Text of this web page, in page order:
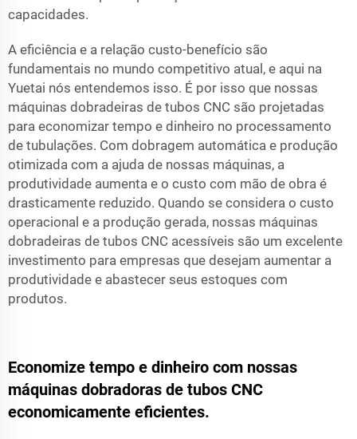
capacidades.
A eficiência e a relação custo-benefício são
fundamentais no mundo competitivo atual, e aqui na
Yuetai nós entendemos isso. É por isso que nossas
máquinas dobradeiras de tubos CNC são projetadas
para economizar tempo e dinheiro no processamento
de tubulações. Com dobragem automática e produção
otimizada com a ajuda de nossas máquinas, a
produtividade aumenta e o custo com mão de obra é
drasticamente reduzido. Quando se considera o custo
operacional e a produção gerada, nossas máquinas
dobradeiras de tubos CNC acessíveis são um excelente
investimento para empresas que desejam aumentar a
produtividade e abastecer seus estoques com
produtos.
Economize tempo e dinheiro com nossas
máquinas dobradoras de tubos CNC
economicamente eficientes.